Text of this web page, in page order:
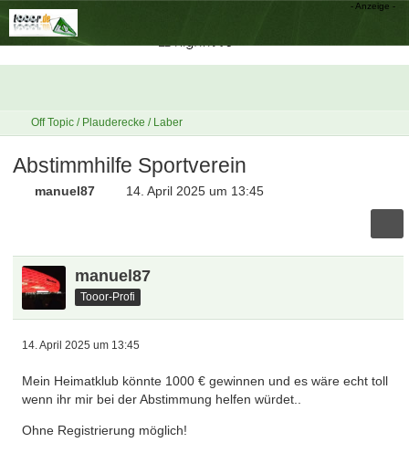
Off Topic / Plauderecke / Laber
Abstimmhilfe Sportverein
manuel87 14. April 2025 um 13:45
manuel87
Tooor-Profi
14. April 2025 um 13:45
Mein Heimatklub könnte 1000 € gewinnen und es wäre echt toll
wenn ihr mir bei der Abstimmung helfen würdet..
Ohne Registrierung möglich!